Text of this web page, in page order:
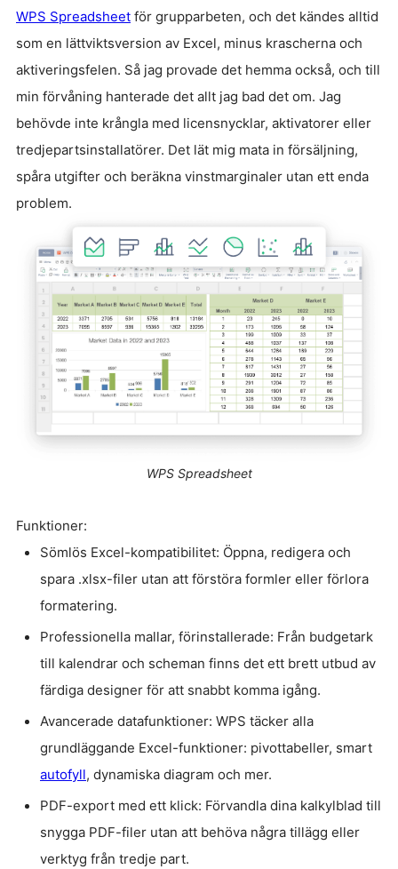
WPS Spreadsheet för grupparbeten, och det kändes alltid
som en lättviktsversion av Excel, minus krascherna och
aktiveringsfelen. Så jag provade det hemma också, och till
min förvåning hanterade det allt jag bad det om. Jag
behövde inte krångla med licensnycklar, aktivatorer eller
tredjepartsinstallatörer. Det lät mig mata in försäljning,
spåra utgifter och beräkna vinstmarginaler utan ett enda
problem.
WPS Spreadsheet
Funktioner:
Sömlös Excel-kompatibilitet: Öppna, redigera och
spara .xlsx-filer utan att förstöra formler eller förlora
formatering.
Professionella mallar, förinstallerade: Från budgetark
till kalendrar och scheman finns det ett brett utbud av
färdiga designer för att snabbt komma igång.
Avancerade datafunktioner: WPS täcker alla
grundläggande Excel-funktioner: pivottabeller, smart
autofyll, dynamiska diagram och mer.
PDF-export med ett klick: Förvandla dina kalkylblad till
snygga PDF-filer utan att behöva några tillägg eller
verktyg från tredje part.